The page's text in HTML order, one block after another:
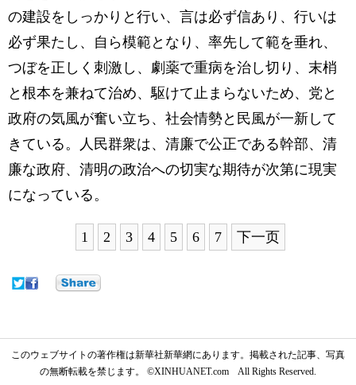
の建設をしっかりと行い、言は必ず信あり、行いは
必ず果たし、自ら模範となり、率先して範を垂れ、
つぼを正しく刺激し、劇薬で重病を治し切り、末梢
と根本を兼ねて治め、駆けて止まらないため、党と
政府の気風が奮い立ち、社会情勢と民風が一新して
きている。人民群衆は、清廉で公正である幹部、清
廉な政府、清明の政治への切実な期待が次第に現実
になっている。
1 2 3 4 5 6 7 下一页
このウェブサイトの著作権は新華社新華網にあります。掲載された記事、写真
の無断転載を禁じます。 ©XINHUANET.com All Rights Reserved.